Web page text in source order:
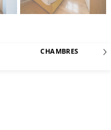
CHAMBRES